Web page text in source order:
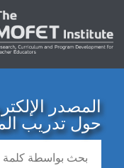
المصدر
حول تدريب